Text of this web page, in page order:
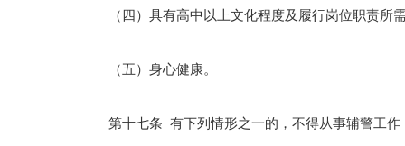
（四）具有高中以上文化程度及履行岗位职责所需
（五）身心健康。
第十七条 有下列情形之一的，不得从事辅警工作